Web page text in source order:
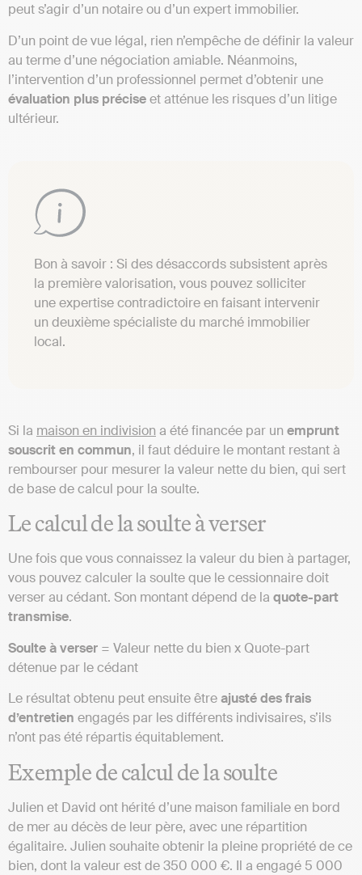
peut s’agir d’un notaire ou d’un expert immobilier.
D’un point de vue légal, rien n’empêche de définir la valeur
au terme d’une négociation amiable. Néanmoins,
l’intervention d’un professionnel permet d’obtenir une
évaluation plus préciseet atténue les risques d’un litige
ultérieur.
Bon à savoir : Si des désaccords subsistent après
la première valorisation, vous pouvez solliciter
une expertise contradictoire en faisant intervenir
un deuxième spécialiste du marché immobilier
local.
Si la maison en indivision a été financée par un emprunt
souscrit en commun, il faut déduire le montant restant à
rembourser pour mesurer la valeur nette du bien, qui sert
de base de calcul pour la soulte.
Le calcul de la soulte à verser
Une fois que vous connaissez la valeur du bien à partager,
vous pouvez calculer la soulte que le cessionnaire doit
verser au cédant. Son montant dépend de la quote-part
transmise.
Soulte à verser = Valeur nette du bien x Quote-part
détenue par le cédant
Le résultat obtenu peut ensuite êtreajusté des frais
d’entretien engagés par les différents indivisaires, s’ils
n’ont pas été répartis équitablement.
Exemple de calcul de la soulte
Julien et David ont hérité d’une maison familiale en bord
de mer au décès de leur père, avec une répartition
égalitaire. Julien souhaite obtenir la pleine propriété de ce
bien, dont la valeur est de 350 000 €. Il a engagé 5 000